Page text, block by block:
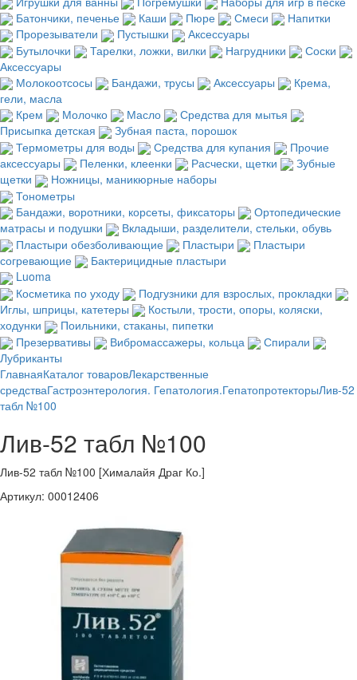
Батончики, печенье
Каши Пюре Смеси
Напитки
Прорезыватели
Пустышки
Аксессуары
Бутылочки
Тарелки, ложки, вилки Нагрудники
Соски
Аксессуары
Молокоотсосы
Бандажи, трусы Аксессуары
Крема,
гели, масла
Крем
Молочко Масло
Средства для мытья
Присыпка детская
Зубная паста, порошок
Термометры для воды
Средства для купания
Прочие
аксессуары
Пеленки, клеенки Расчески, щетки
Зубные
щетки
Ножницы, маникюрные наборы
Тонометры
Бандажи, воротники, корсеты, фиксаторы
Ортопедические
матрасы и подушки
Вкладыши, разделители, стельки, обувь
Пластыри обезболивающие
Пластыри
Пластыри
согревающие
Бактерицидные пластыри
Luoma
Косметика по уходу
Подгузники для взрослых, прокладки
Иглы, шприцы, катетеры
Костыли, трости, опоры, коляски,
ходунки
Поильники, стаканы, пипетки
Презервативы
Вибромассажеры, кольца
Спирали
Лубриканты
ГлавнаяКаталог товаровЛекарственные
средстваГастроэнтерология. Гепатология.ГепатопротекторыЛив-52
табл №100
Лив-52 табл №100
Лив-52 табл №100 [Хималайя Драг Ко.]
Артикул: 00012406